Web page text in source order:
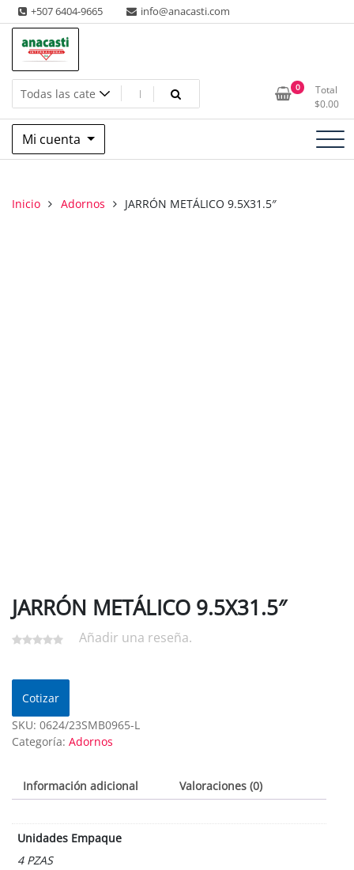
Saltar
al
contenido
+507 6404-9665 info@anacasti.com
Anacasti Internacional SA
Ventas de productos al por mayor de flores y plantas. juguetes,
navidad, religioso y adornos
0
Total
$0.00
Mi cuenta
Inicio Adornos JARRÓN METÁLICO 9.5X31.5″
JARRÓN METÁLICO 9.5X31.5″
Añadir una reseña.
Cotizar
SKU: 0624/23SMB0965-L
Categoría: Adornos
Información adicional Valoraciones (0)
Unidades Empaque
4 PZAS